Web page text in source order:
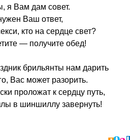
я Вам дам совет.
Ваш ответ,
кто на сердце свет?
— получите обед!
брильянты нам дарить
Вас может разорить.
проложат к сердцу путь,
в шиншиллу завернуть!